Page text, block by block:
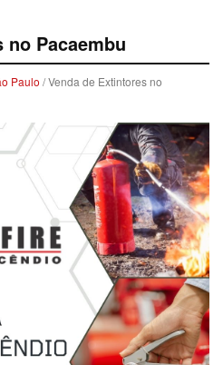
no Pacaembu
Paulo / Venda de Extintores no